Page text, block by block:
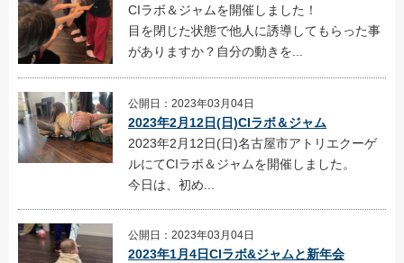
CIラボ＆ジャムを開催しました！
目を閉じた状態で他人に誘導してもらった事
がありますか？自分の動きを...
公開日：2023年03月04日
2023年2月12日(日)CIラボ＆ジャム
2023年2月12日(日)名古屋市アトリエクーゲ
ルにてCIラボ＆ジャムを開催しました。
今日は、初め...
公開日：2023年03月04日
2023年1月4日CIラボ&ジャムと新年会